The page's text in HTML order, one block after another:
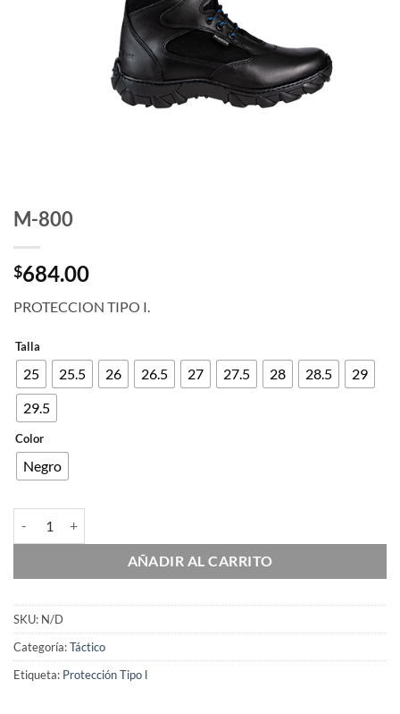
M-800
$684.00
PROTECCION TIPO I.
Talla
25 25.5 26 26.5 27 27.5 28 28.5
29
29.5
Color
Negro
AÑADIR AL CARRITO
SKU: N/D
Categoría:Táctico
Etiqueta: Protección Tipo l